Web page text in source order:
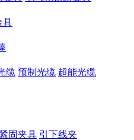
具
缆 预制光缆 超能光缆
紧固夹具 引下线夹